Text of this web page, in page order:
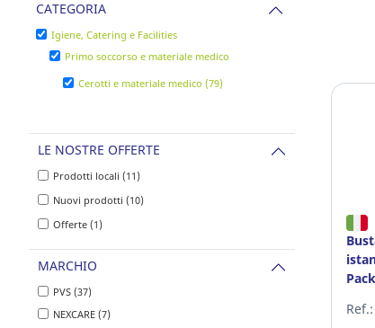
CATEGORIA
Igiene, Catering e Facilities
Primo soccorso e materiale medico
Cerotti e materiale medico (79)
LE NOSTRE OFFERTE
Prodotti locali (11)
Nuovi prodotti (10)
Offerte (1)
MARCHIO
PVS (37)
NEXCARE (7)